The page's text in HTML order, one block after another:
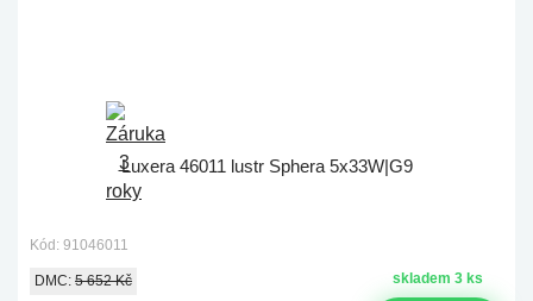
Luxera 46011 lustr Sphera 5x33W|G9
Kód: 91046011
skladem 3 ks
DMC: 5 652 Kč